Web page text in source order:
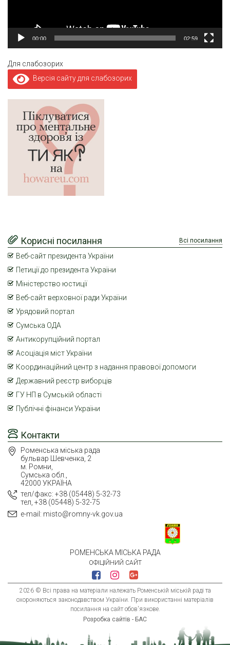
00:00 02:59
Для слабозорих
Версія сайту для слабозорих
РОМЕНСЬКА МІСЬКА РАДА
ОФІЦІЙНИЙ САЙТ
2026 © Всі права на матеріали належать Роменській міській раді та
охороняються законодавством України. При використанні матеріалів
посилання на сайт обов'язкове.
Розробка сайтів - БАС
Контакти
Роменська міська рада
бульвар Шевченка, 2
м. Ромни,
Сумська обл.,
42000 УКРАЇНА
тел/факс: +38 (05448) 5-32-73
тел, +38 (05448) 5-32-75
e-mail: misto@romny-vk.gov.ua
Корисні посилання Всі посилання
Веб-сайт президента України
Петиції до президента України
Міністерство юстиції
Веб-сайт верховної ради України
Урядовий портал
Сумська ОДА
Антикорупційний портал
Асоціація міст України
Координаційний центр з надання правової допомоги
Державний реєстр виборців
ГУ НП в Сумській області
Публічні фінанси України